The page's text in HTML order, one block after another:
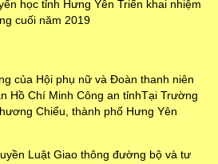
học tỉnh Hưng Yên Triển khai nhiệm
cuối năm 2019
của Hội phụ nữ và Đoàn thanh niên
Hồ Chí Minh Công an tỉnhTại Trường
Chiểu, thành phố Hưng Yên
Luật Giao thông đường bộ và tư